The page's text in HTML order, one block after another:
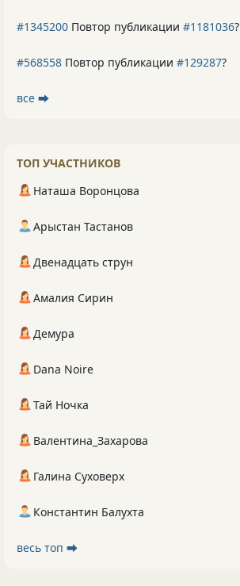
#1345200 Повтор публикации #1181036?
#568558 Повтор публикации #129287?
все ⮕
ТОП УЧАСТНИКОВ
Наташа Воронцова
Арыстан Тастанов
Двенадцать струн
Амалия Сирин
Демура
Dana Noire
Тай Ночка
Валентина_Захарова
Галина Суховерх
Константин Балухта
весь топ ⮕